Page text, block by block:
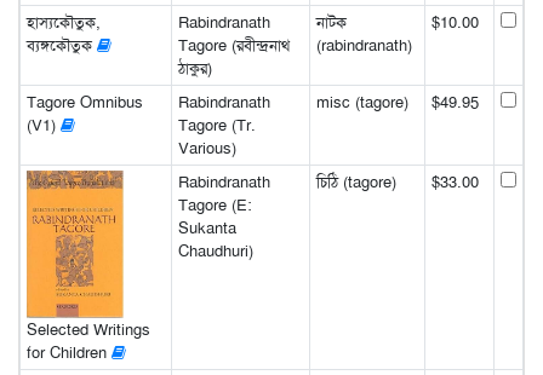
হাস্যকৌতুক,
ব্যঙ্গকৌতুক
Rabindranath
Tagore (রবীন্দ্রনাথ
ঠাকুর)
নাটক
(rabindranath)
$10.00
Tagore Omnibus
(V1)
Rabindranath
Tagore (Tr.
Various)
misc (tagore) $49.95
Selected Writings
for Children
Rabindranath
Tagore (E:
Sukanta
Chaudhuri)
চিঠি (tagore) $33.00